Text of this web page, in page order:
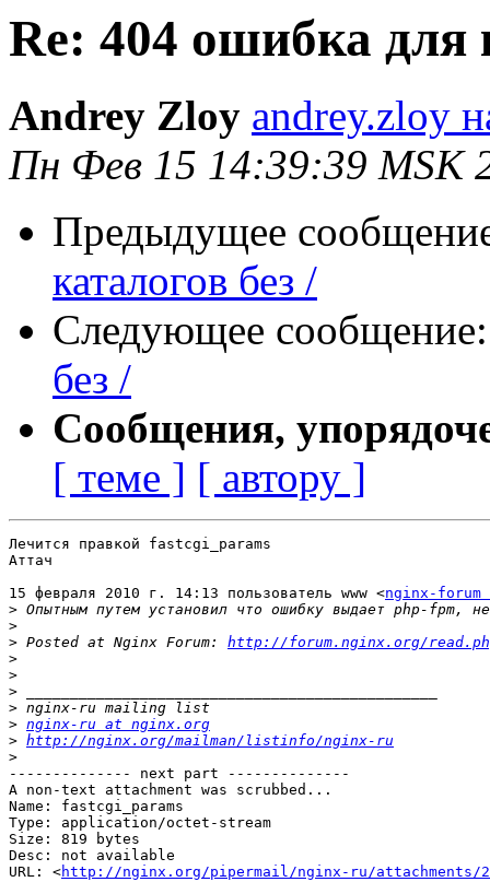
Re: 404 ошибка для
Andrey Zloy andrey.zloy
Пн Фев 15 14:39:39 MSK
Предыдущее
каталогов без /
Следующее
без /
Сообщения,
[ теме ] [ автору ]
Лечится правкой fastcgi_params
Аттач
15 февраля 2010 г. 14:13 пользователь www <nginx-
>
>
> Posted at Nginx Forum: http://forum.nginx.org/
>
>
>
>
> nginx-ru at nginx.org
> http://nginx.org/mailman/listinfo/nginx-ru
>
-------------- next part --------------
A non-text attachment was scrubbed...
Name: fastcgi_params
Type: application/octet-stream
Size: 819 bytes
Desc: not available
URL: <http://nginx.org/pipermail/nginx-ru/attachments/